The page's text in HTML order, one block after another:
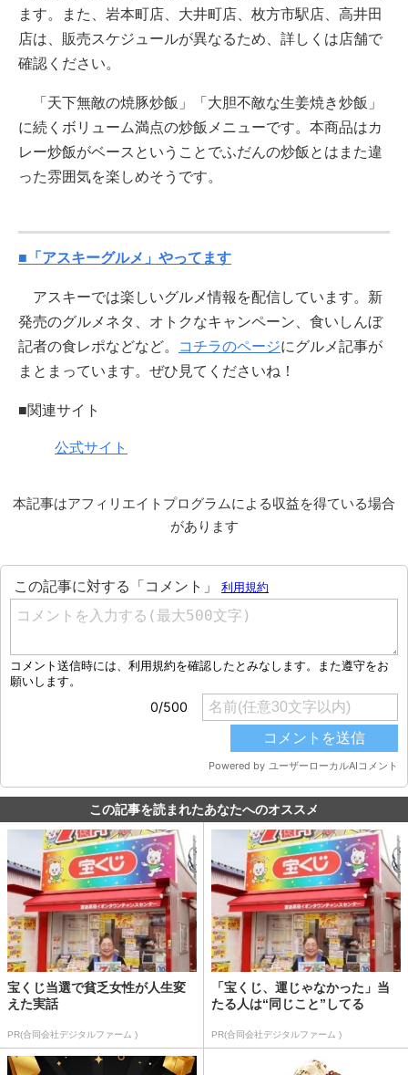
ます。また、岩本町店、大井町店、枚方市駅店、高井田
店は、販売スケジュールが異なるため、詳しくは店舗で
確認ください。
「天下無敵の焼豚炒飯」「大胆不敵な生姜焼き炒飯」
に続くボリューム満点の炒飯メニューです。本商品はカ
レー炒飯がベースということでふだんの炒飯とはまた違
った雰囲気を楽しめそうです。
■「アスキーグルメ」やってます
アスキーでは楽しいグルメ情報を配信しています。新
発売のグルメネタ、オトクなキャンペーン、食いしんぼ
記者の食レポなどなど。
コチラのページにグルメ記事が
まとまっています。ぜひ見てくださいね！
■関連サイト
公式サイト
本記事はアフィリエイトプログラムによる収益を得ている場合
があります
この記事を読まれたあなたへのオススメ
宝くじ当選で貧乏女性が人生変
えた実話
PR(合同会社デジタルファーム )
「宝くじ、運じゃなかった」当
たる人は“同じこと”してる
PR(合同会社デジタルファーム )